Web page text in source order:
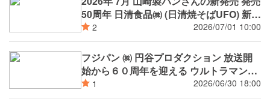
50周年 日清食品㈱ (日清焼そばUFO) 新日
本プロレスリング ㈱ ㈱ 明治 (エッセル ス
ーパーカップ) 横浜国立大学 多田ゼミナ
ールの学生さん シェ・シバタ 万代バスセ
ンターのカレー ㈱サイボク(ゴールデンポ
ーク) 喜久水庵 (ずんだシェイク) コラボ
2 2026/07/01 10:00
フジパン ㈱ 円谷プロダクション 放送開
始から６０周年を迎える ウルトラマンシ
リーズ と２０２６年７月より１年間コラ
ボレーション
1 2026/06/30 18:00